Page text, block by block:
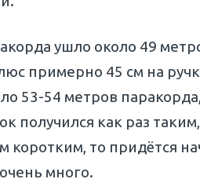
ушло около 49
примерно 45 см на
53-54 метров
получился как раз
коротким, то придётся
много.